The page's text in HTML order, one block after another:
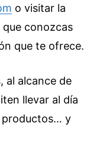
o visitar la
que conozcas
que te ofrece.
al alcance de
llevar al día
productos… y